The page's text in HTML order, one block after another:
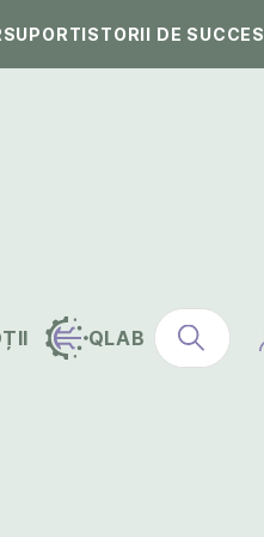
SUPORTISTORII DE SUCCES
QLAB